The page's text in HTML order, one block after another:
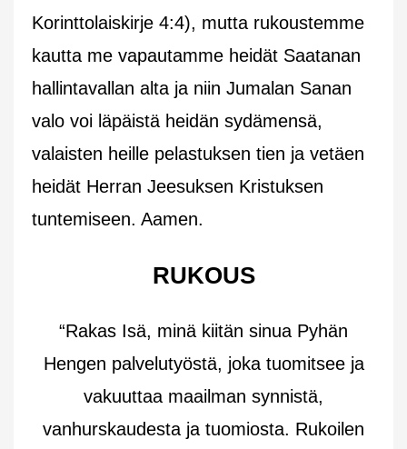
Korinttolaiskirje 4:4), mutta rukoustemme
kautta me vapautamme heidät Saatanan
hallintavallan alta ja niin Jumalan Sanan
valo voi läpäistä heidän sydämensä,
valaisten heille pelastuksen tien ja vetäen
heidät Herran Jeesuksen Kristuksen
tuntemiseen. Aamen.
RUKOUS
“Rakas Isä, minä kiitän sinua Pyhän
Hengen palvelutyöstä, joka tuomitsee ja
vakuuttaa maailman synnistä,
vanhurskaudesta ja tuomiosta. Rukoilen